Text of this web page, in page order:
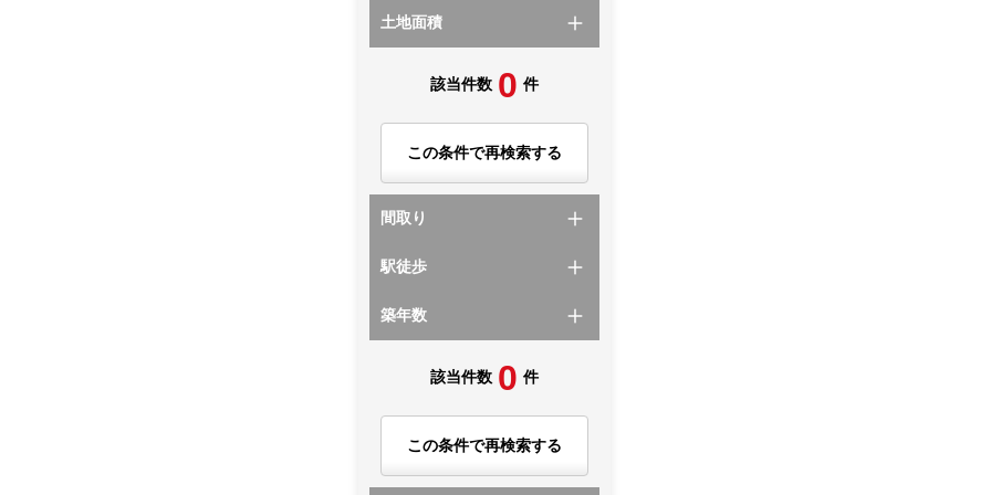
土地面積
該当件数 0 件
この条件で再検索する
間取り
駅徒歩
築年数
該当件数 0 件
この条件で再検索する